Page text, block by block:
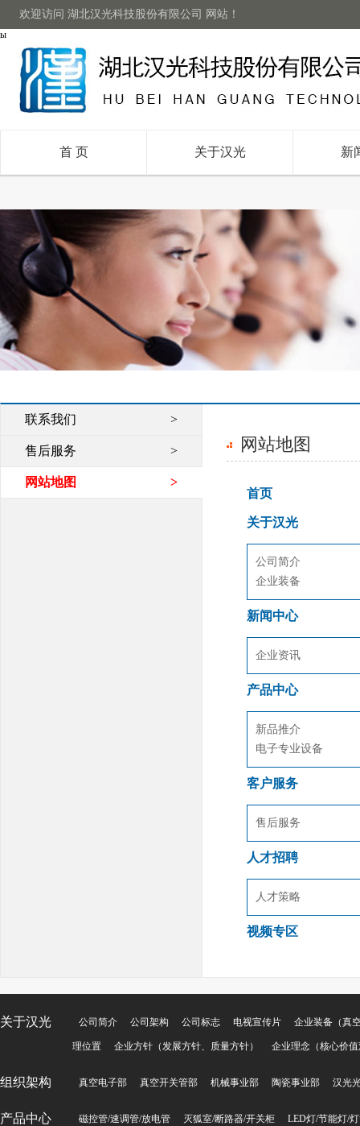
欢迎访问 湖北汉光科技股份有限公司 网站！
ы
首 页 关于汉光 新
联系我们 >
售后服务 >
网站地图 >
网站地图
首页
关于汉光
公司简介
企业装备
新闻中心
企业资讯
产品中心
新品推介
电子专业设备
客户服务
售后服务
人才招聘
人才策略
视频专区
关于汉光 公司简介 公司架构 公司标志 电视宣传片 企业装备（真
理位置 企业方针（发展方针、质量方针） 企业理念（核心价
组织架构 真空电子部 真空开关管部 机械事业部 陶瓷事业部 汉光
产品中心 磁控管/速调管/放电管 灭狐室/断路器/开关柜 LED灯/节能灯/